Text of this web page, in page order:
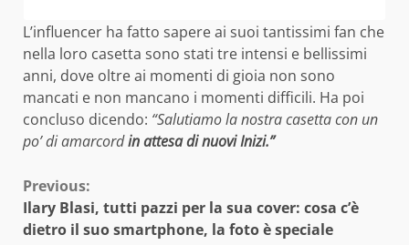
L’influencer ha fatto sapere ai suoi tantissimi fan che
nella loro casetta sono stati tre intensi e bellissimi
anni, dove oltre ai momenti di gioia non sono
mancati e non mancano i momenti difficili. Ha poi
concluso dicendo: “Salutiamo la nostra casetta con un
po’ di amarcordin attesa di nuovi Inizi.”
Continue
Reading
Previous:
Ilary Blasi, tutti pazzi per la sua cover: cosa c’è
dietro il suo smartphone, la foto è speciale